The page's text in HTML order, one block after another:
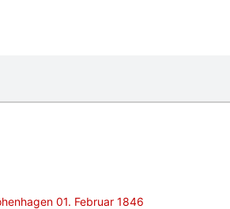
01. Februar 1846